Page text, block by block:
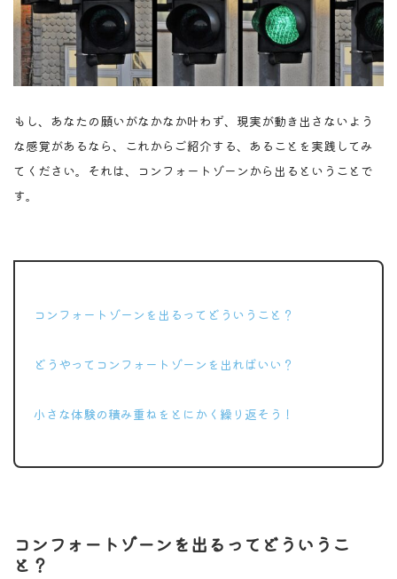
もし、あなたの願いがなかなか叶わず、現実が動き出さないよう
な感覚があるなら、これからご紹介する、あることを実践してみ
てください。それは、コンフォートゾーンから出るということで
す。
コンフォートゾーンを出るってどういうこと？
どうやってコンフォートゾーンを出ればいい？
小さな体験の積み重ねをとにかく繰り返そう！
コンフォートゾーンを出るってどういうこ
と？